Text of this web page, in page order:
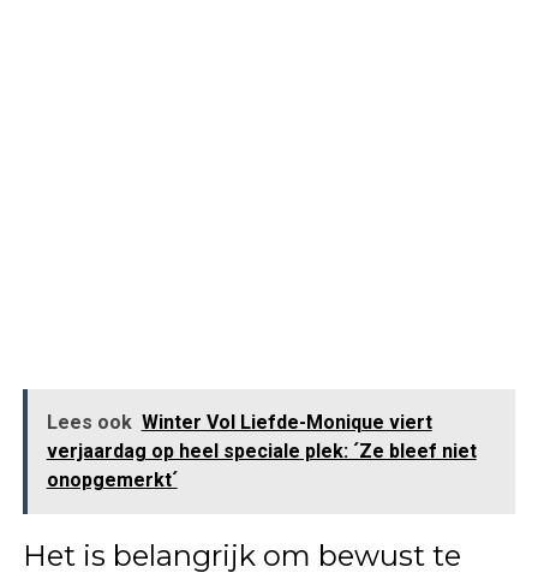
Lees ook Winter Vol Liefde-Monique viert
verjaardag op heel speciale plek: ´Ze bleef niet
onopgemerkt´
Het is belangrijk om bewust te